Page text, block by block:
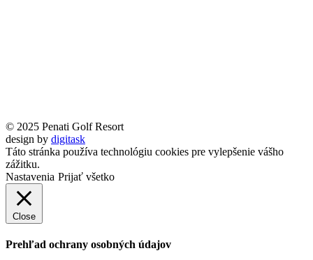
© 2025 Penati Golf Resort
design by digitask
Táto stránka používa technológiu cookies pre vylepšenie vášho
zážitku.
Nastavenia Prijať všetko
Close
Prehľad ochrany osobných údajov